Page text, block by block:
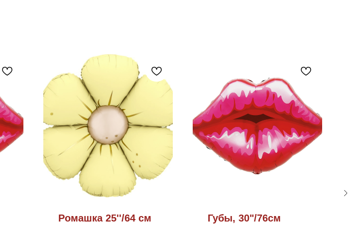
Ромашка 25''/64 см Губы, 30"/76см